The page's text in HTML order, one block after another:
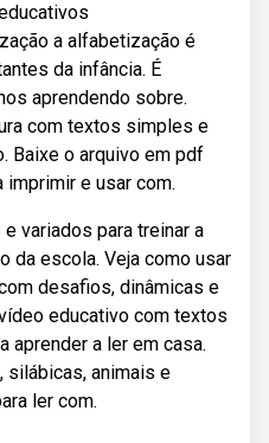
a alfabetização é
da infância. É
aprendendo sobre.
com textos simples e
Baixe o arquivo em pdf
e usar com.
variados para treinar a
da escola. Veja como usar
desafios, dinâmicas e
educativo com textos
aprender a ler em casa.
silábicas, animais e
ler com.